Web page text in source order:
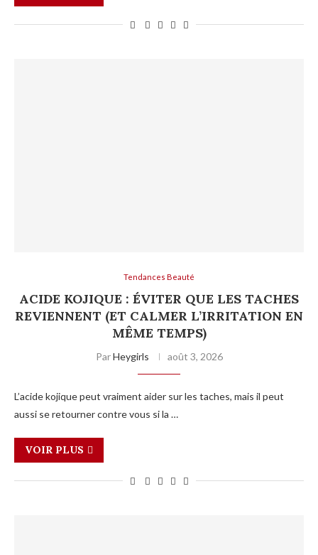
Tendances Beauté
ACIDE KOJIQUE : ÉVITER QUE LES TACHES
REVIENNENT (ET CALMER L’IRRITATION EN
MÊME TEMPS)
ParHeygirls août 3, 2026
L’acide kojique peut vraiment aider sur les taches, mais il peut
aussi se retourner contre vous si la …
VOIR PLUS